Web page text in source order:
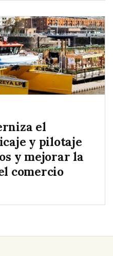
el
y pilotaje
y mejorar la
comercio